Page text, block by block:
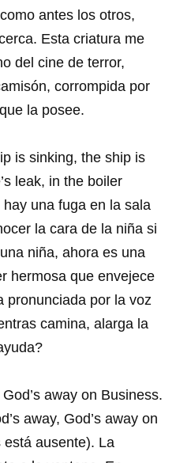
antes los otros,
Esta criatura me
del cine de terror,
corrompida por
la posee.
is sinking, the ship is
leak, in the boiler
una fuga en la sala
la cara de la niña si
niña, ahora es una
hermosa que envejece
pronunciada por la voz
camina, alarga la
God’s away on Business.
away, God’s away on
está ausente). La